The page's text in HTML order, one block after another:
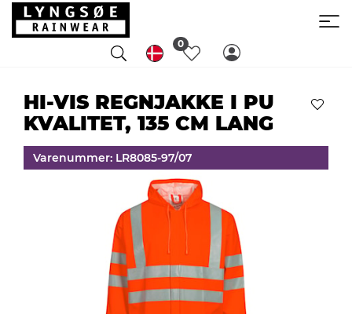
0
HI-VIS REGNJAKKE I PU
KVALITET, 135 CM LANG
Varenummer: LR8085-97/07